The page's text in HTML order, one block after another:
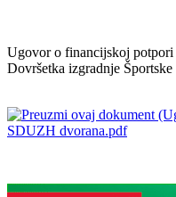
Ugovor o financijskoj potpori
Dovršetka izgradnje
SDUZH dvorana.pdf